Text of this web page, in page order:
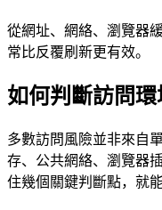
從網址、網絡、瀏覽器
常比反覆刷新更有效。
如何判斷訪問
多數訪問風險並非來自
存、公共網絡、瀏覽器
住幾個關鍵判斷點，就